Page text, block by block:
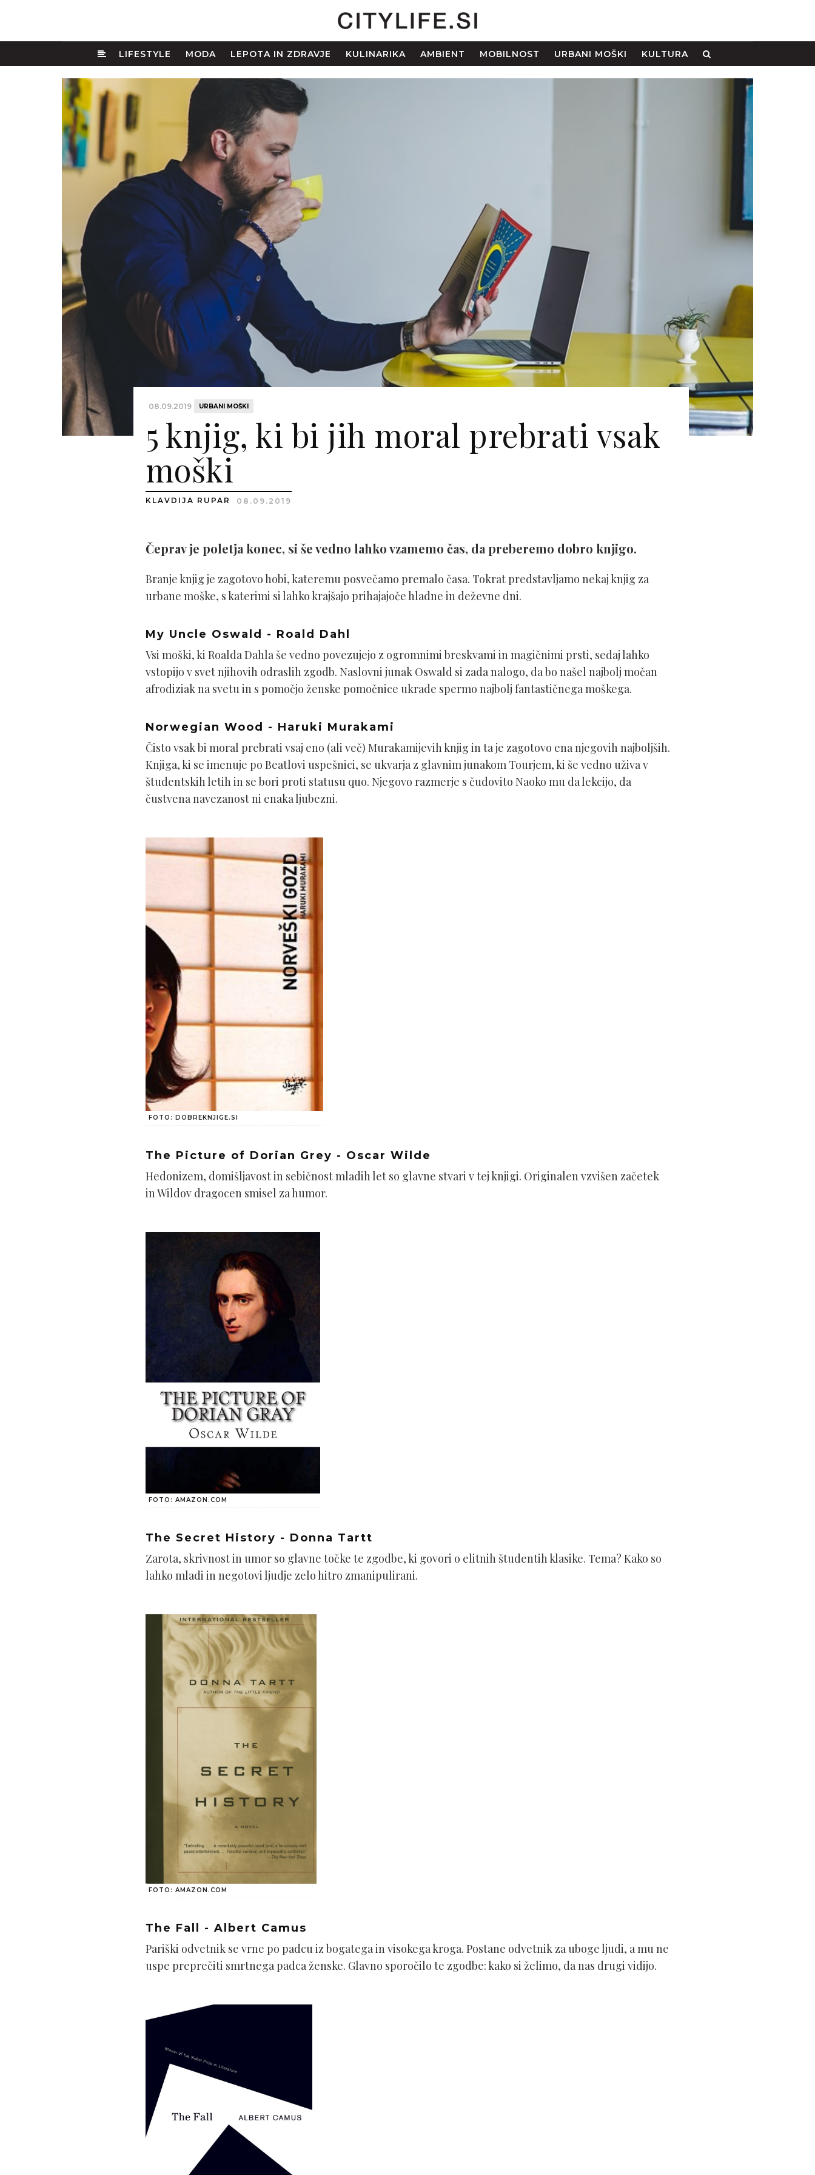
LIFESTYLE MODA LEPOTA IN ZDRAVJE KULINARIKA AMBIENT MOBILNOST URBANI MOŠKI KULTURA
08.09.2019 URBANI MOŠKI
5 knjig, ki bi jih moral prebrati vsak
moški
KLAVDIJA RUPAR 08.09.2019
Čeprav je poletja konec, si še vedno lahko vzamemo čas, da preberemo dobro knjigo.
Branje knjig je zagotovo hobi, kateremu posvečamo premalo časa. Tokrat predstavljamo nekaj knjig za
urbane moške, s katerimi si lahko krajšajo prihajajoče hladne in deževne dni.
My Uncle Oswald - Roald Dahl
Vsi moški, ki Roalda Dahla še vedno povezujejo z ogromnimi breskvami in magičnimi prsti, sedaj lahko
vstopijo v svet njihovih odraslih zgodb. Naslovni junak Oswald si zada nalogo, da bo našel najbolj močan
afrodiziak na svetu in s pomočjo ženske pomočnice ukrade spermo najbolj fantastičnega moškega.
Norwegian Wood - Haruki Murakami
Čisto vsak bi moral prebrati vsaj eno (ali več) Murakamijevih knjig in ta je zagotovo ena njegovih najboljših.
Knjiga, ki se imenuje po Beatlovi uspešnici, se ukvarja z glavnim junakom Tourjem, ki še vedno uživa v
študentskih letih in se bori proti statusu quo. Njegovo razmerje s čudovito Naoko mu da lekcijo, da
čustvena navezanost ni enaka ljubezni.
FOTO: DOBREKNJIGE.SI
The Picture of Dorian Grey - Oscar Wilde
Hedonizem, domišljavost in sebičnost mladih let so glavne stvari v tej knjigi. Originalen vzvišen začetek
in Wildov dragocen smisel za humor.
FOTO: AMAZON.COM
The Secret History - Donna Tartt
Zarota, skrivnost in umor so glavne točke te zgodbe, ki govori o elitnih študentih klasike. Tema? Kako so
lahko mladi in negotovi ljudje zelo hitro zmanipulirani.
FOTO: AMAZON.COM
The Fall - Albert Camus
Pariški odvetnik se vrne po padcu iz bogatega in visokega kroga. Postane odvetnik za uboge ljudi, a mu ne
uspe preprečiti smrtnega padca ženske. Glavno sporočilo te zgodbe: kako si želimo, da nas drugi vidijo.